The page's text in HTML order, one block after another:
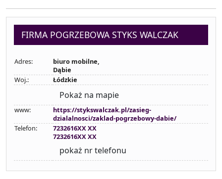
FIRMA POGRZEBOWA STYKS WALCZAK
Adres:
biuro mobilne,
Dąbie
Woj.:
Łódzkie
Pokaż na mapie
www:
https://stykswalczak.pl/zasieg-
dzialalnosci/zaklad-pogrzebowy-dabie/
Telefon:
7232616XX XX
7232616XX XX
pokaż nr telefonu